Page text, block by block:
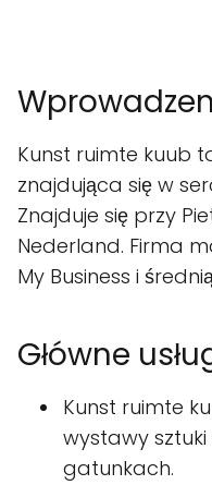
Kunst ruimte kuub
znajdująca się w
Znajduje się przy
Nederland. Firma
My Business i
Główne
Kunst ruimte
wystawy
gatunkach.